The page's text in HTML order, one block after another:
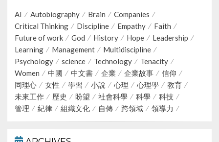
AI Autobiography Brain
Companies
Critical Thinking
Discipline Empathy
Faith
Future of work
God History Hope
Leadership
Learning
Management
Multidiscipline
Psychology
science Technology
Tenacity
Women
中國 中文書 企業 企業故事
信仰
同理心
女性 學習 小說 心理 心理學
教育
未來工作
歷史 盼望 社會科學 科學
科技
管理
紀律 組織文化 自傳 跨領域 領導力